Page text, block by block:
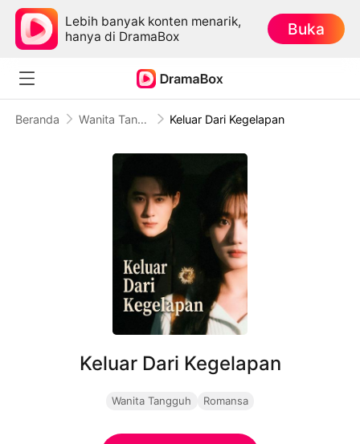
Lebih banyak konten menarik,
hanya di DramaBox
Buka
Beranda Wanita Tangguh Keluar Dari Kegelapan
Keluar Dari Kegelapan
Wanita Tangguh Romansa